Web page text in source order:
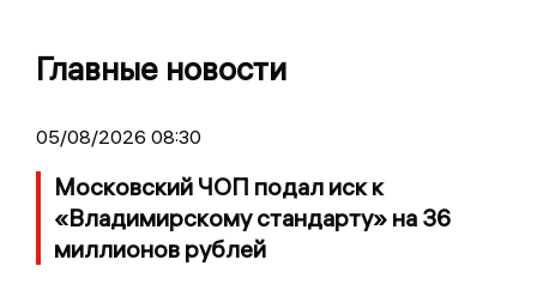
Главные новости
05/08/2026 08:30
Московский ЧОП подал иск к
«Владимирскому стандарту» на 36
миллионов рублей